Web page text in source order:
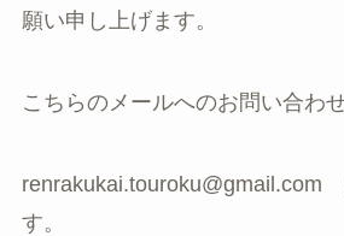
願い申し上げます。
こちらのメールへのお問い合わ
renrakukai.touroku@gmail.com
す。